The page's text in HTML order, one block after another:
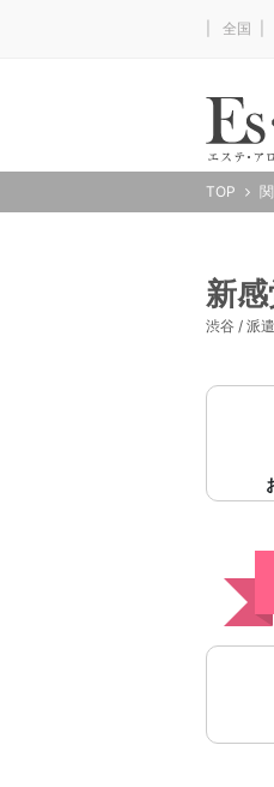
全国
TOP
新
渋谷 / 派